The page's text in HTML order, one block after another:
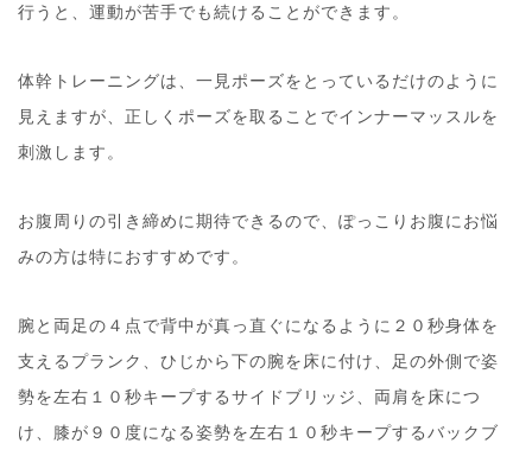
行うと、運動が苦手でも続けることができます。
体幹トレーニングは、一見ポーズをとっているだけのように
見えますが、正しくポーズを取ることでインナーマッスルを
刺激します。
お腹周りの引き締めに期待できるので、ぽっこりお腹にお悩
みの方は特におすすめです。
腕と両足の４点で背中が真っ直ぐになるように２０秒身体を
支えるプランク、ひじから下の腕を床に付け、足の外側で姿
勢を左右１０秒キープするサイドブリッジ、両肩を床につ
け、膝が９０度になる姿勢を左右１０秒キープするバックブ